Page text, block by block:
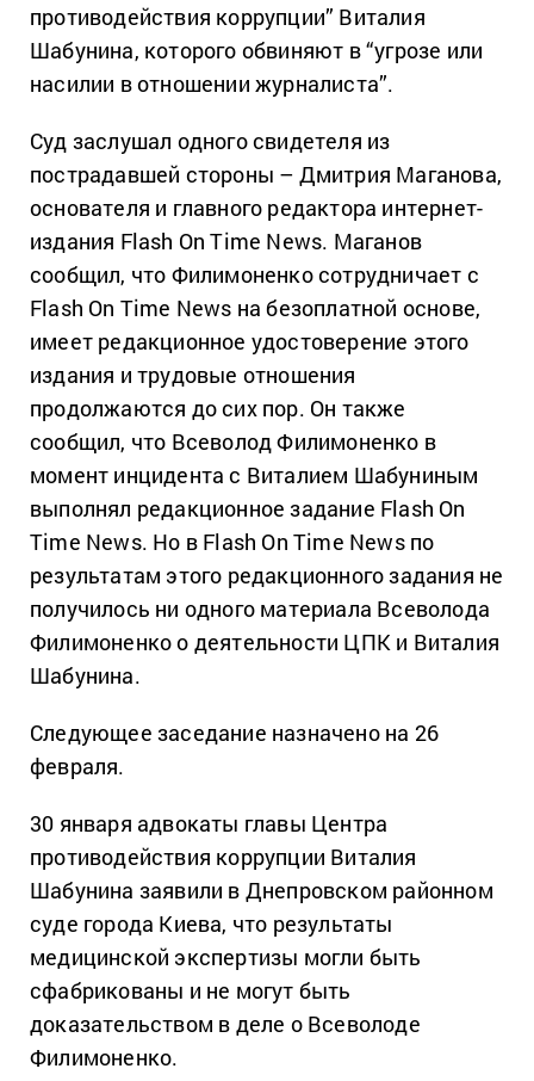
противодействия коррупции” Виталия
Шабунина, которого обвиняют в “угрозе или
насилии в отношении журналиста”.
Суд заслушал одного свидетеля из
пострадавшей стороны – Дмитрия Маганова,
основателя и главного редактора интернет-
издания Flash On Time News. Маганов
сообщил, что Филимоненко сотрудничает с
Flash On Time News на безоплатной основе,
имеет редакционное удостоверение этого
издания и трудовые отношения
продолжаются до сих пор. Он также
сообщил, что Всеволод Филимоненко в
момент инцидента с Виталием Шабуниным
выполнял редакционное задание Flash On
Time News. Но в Flash On Time News по
результатам этого редакционного задания не
получилось ни одного материала Всеволода
Филимоненко о деятельности ЦПК и Виталия
Шабунина.
Следующее заседание назначено на 26
февраля.
30 января адвокаты главы Центра
противодействия коррупции Виталия
Шабунина заявили в Днепровском районном
суде города Киева, что результаты
медицинской экспертизы могли быть
сфабрикованы и не могут быть
доказательством в деле о Всеволоде
Филимоненко.